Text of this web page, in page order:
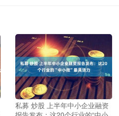
私募 炒股 上半年中小企业融资